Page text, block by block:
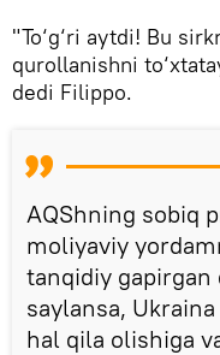
"To‘g‘ri aytdi! Bu
qurollanishni
dedi Filippo.
AQShning sobiq
moliyaviy
tanqidiy gapirgan
saylansa,
hal qila olishiga